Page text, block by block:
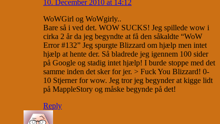
10. December 2010 at 14:12
WoWGirl og WoWgirly..
Bare så i ved det. WOW SUCKS! Jeg spillede wow i
cirka 2 år da jeg begyndte at få den såkaldte “WoW
Error #132” Jeg spurgte Blizzard om hjælp men intet
hjælp at hente der. Så bladrede jeg igennem 100 sider
på Google og stadig intet hjælp! I burde stoppe med det
samme inden det sker for jer. > Fuck You Blizzard! 0-
10 Stjerner for wow. Jeg tror jeg begynder at kigge lidt
på MappleStory og måske begynde på det!
Reply